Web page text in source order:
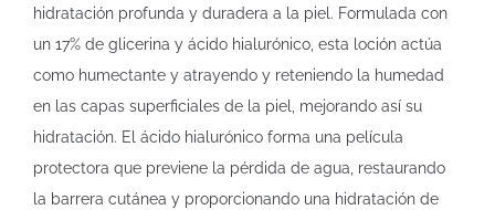
hidratación profunda y duradera a la piel. Formulada con
un 17% de glicerina y ácido hialurónico, esta loción actúa
como humectante y atrayendo y reteniendo la humedad
en las capas superficiales de la piel, mejorando así su
hidratación. El ácido hialurónico forma una película
protectora que previene la pérdida de agua, restaurando
la barrera cutánea y proporcionando una hidratación de